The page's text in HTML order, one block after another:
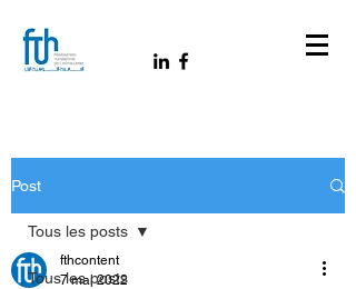
Post
Tous les posts
Tous les posts
fthcontent
7 mai 2022